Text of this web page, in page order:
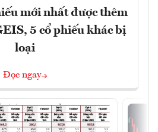
mới nhất được thêm
5 cổ phiếu khác bị
loại
Đọc ngay